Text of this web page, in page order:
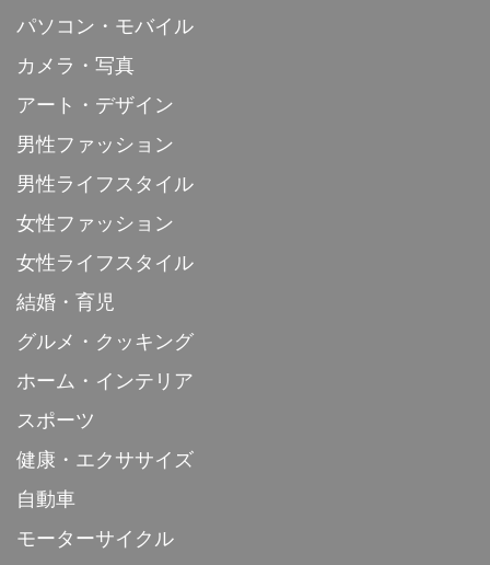
パソコン・モバイル
カメラ・写真
アート・デザイン
男性ファッション
男性ライフスタイル
女性ファッション
女性ライフスタイル
結婚・育児
グルメ・クッキング
ホーム・インテリア
スポーツ
健康・エクササイズ
自動車
モーターサイクル